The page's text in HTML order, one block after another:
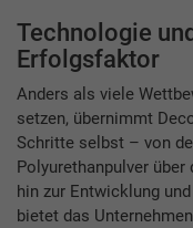
Technologie
Erfolgsfaktor
Anders als viele
setzen, übernimmt
Schritte selbst – von
Polyurethanpulver
hin zur Entwicklung
bietet das